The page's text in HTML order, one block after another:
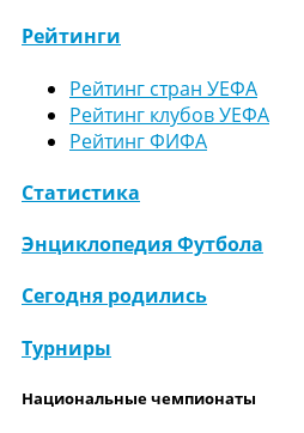
Рейтинги
Рейтинг стран УЕФА
Рейтинг клубов УЕФА
Рейтинг ФИФА
Статистика
Энциклопедия Футбола
Сегодня родились
Турниры
Национальные чемпионаты